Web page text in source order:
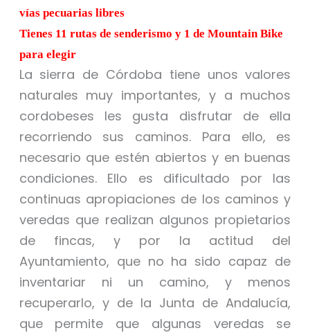
vías pecuarias libres
Tienes 11 rutas de senderismo y 1 de Mountain Bike
para elegir
La sierra de Córdoba tiene unos valores
naturales muy importantes, y a muchos
cordobeses les gusta disfrutar de ella
recorriendo sus caminos. Para ello, es
necesario que estén abiertos y en buenas
condiciones. Ello es dificultado por las
continuas apropiaciones de los caminos y
veredas que realizan algunos propietarios
de fincas, y por la actitud del
Ayuntamiento, que no ha sido capaz de
inventariar ni un camino, y menos
recuperarlo, y de la Junta de Andalucía,
que permite que algunas veredas se